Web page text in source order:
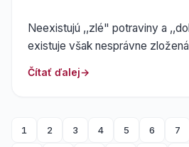
Neexistujú ,,zlé" potraviny a
existuje však nesprávne
Čítať ďalej
1 2 3 4 5 6 7